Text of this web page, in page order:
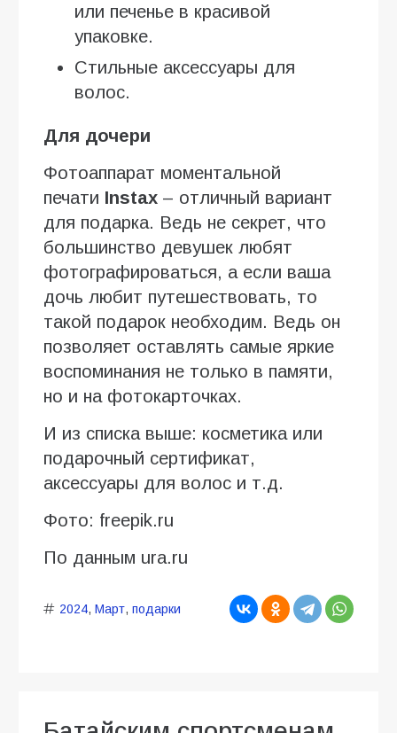
или печенье в красивой
упаковке.
Стильные аксессуары для
волос.
Для дочери
Фотоаппарат моментальной
печати Instax – отличный вариант
для подарка. Ведь не секрет, что
большинство девушек любят
фотографироваться, а если ваша
дочь любит путешествовать, то
такой подарок необходим. Ведь он
позволяет оставлять самые яркие
воспоминания не только в памяти,
но и на фотокарточках.
И из списка выше: косметика или
подарочный сертификат,
аксессуары для волос и т.д.
Фото: freepik.ru
По данным ura.ru
2024, Март, подарки